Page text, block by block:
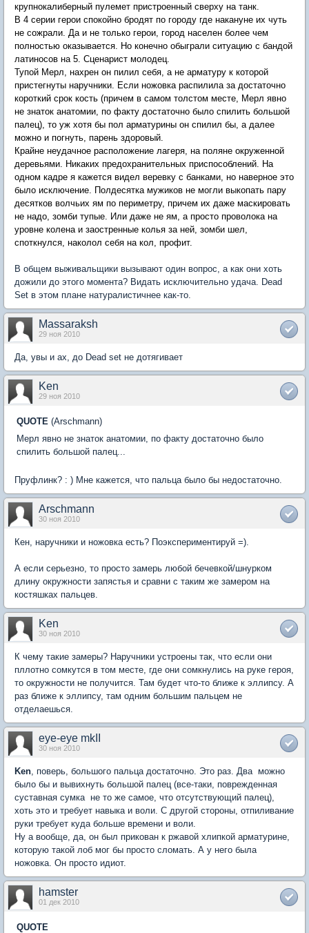
крупнокалиберный пулемет пристроенный сверху на танк.
В 4 серии герои спокойно бродят по городу где накануне их чуть
не сожрали. Да и не только герои, город населен более чем
полностью оказывается. Но конечно обыграли ситуацию с бандой
латиносов на 5. Сценарист молодец.
Тупой Мерл, нахрен он пилил себя, а не арматуру к которой
пристегнуты наручники. Если ножовка распилила за достаточно
короткий срок кость (причем в самом толстом месте, Мерл явно
не знаток анатомии, по факту достаточно было спилить большой
палец), то уж хотя бы пол арматурины он спилил бы, а далее
можно и погнуть, парень здоровый.
Крайне неудачное расположение лагеря, на поляне окруженной
деревьями. Никаких предохранительных приспособлений. На
одном кадре я кажется видел веревку с банками, но наверное это
было исключение. Полдесятка мужиков не могли выкопать пару
десятков волчьих ям по периметру, причем их даже маскировать
не надо, зомби тупые. Или даже не ям, а просто проволока на
уровне колена и заостренные колья за ней, зомби шел,
споткнулся, наколол себя на кол, профит.
В общем выживальщики вызывают один вопрос, а как они хоть
дожили до этого момента? Видать исключительно удача. Dead
Set в этом плане натуралистичнее как-то.
Massaraksh
29 ноя 2010
Да, увы и ах, до Dead set не дотягивает
Ken
29 ноя 2010
QUOTE (Arschmann)
Мерл явно не знаток анатомии, по факту достаточно было
спилить большой палец...
Пруфлинк? : ) Мне кажется, что пальца было бы недостаточно.
Arschmann
30 ноя 2010
Кен, наручники и ножовка есть? Поэкспериментируй =).
А если серьезно, то просто замерь любой бечевкой/шнурком
длину окружности запястья и сравни с таким же замером на
костяшках пальцев.
Ken
30 ноя 2010
К чему такие замеры? Наручники устроены так, что если они
пллотно сомкутся в том месте, где они сомкнулись на руке героя,
то окружности не получится. Там будет что-то ближе к эллипсу. А
раз ближе к эллипсу, там одним большим пальцем не
отделаешься.
eye-eye mkII
30 ноя 2010
Ken, поверь, большого пальца достаточно. Это раз. Два  можно
было бы и вывихнуть большой палец (все-таки, поврежденная
суставная сумка  не то же самое, что отсутствующий палец),
хоть это и требует навыка и воли. С другой стороны, отпиливание
руки требует куда больше времени и воли.
Ну а вообще, да, он был прикован к ржавой хлипкой арматурине,
которую такой лоб мог бы просто сломать. А у него была
ножовка. Он просто идиот.
hamster
01 дек 2010
QUOTE